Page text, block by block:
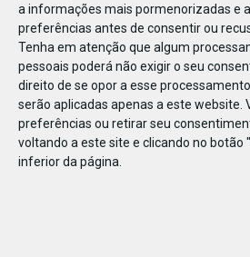
a informações mais pormenorizadas e
preferências antes de consentir ou
Tenha em atenção que algum
pessoais poderá não exigir o seu
direito de se opor a esse
serão aplicadas apenas a este website.
preferências ou retirar seu
voltando a este site e clicando no botão
inferior da página.